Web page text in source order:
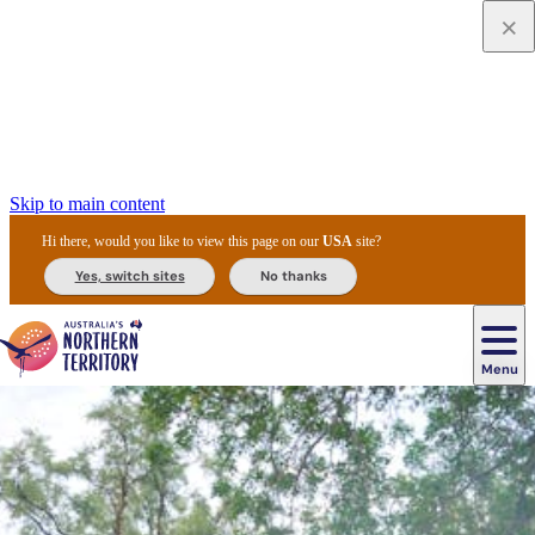
Skip to main content
Hi there, would you like to view this page on ourUSA site?
Yes, switch sites No thanks
Menu
Navigation
principale